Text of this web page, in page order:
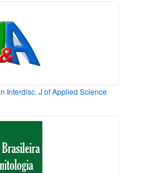
Interdisc. J of Applied Science